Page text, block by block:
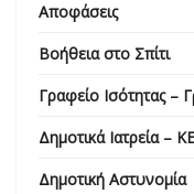
Αποφάσεις
Βοήθεια στο Σπίτι
Γραφείο Ισότητας –
Δημοτικά Ιατρεία –
Δημοτική Αστυνομία